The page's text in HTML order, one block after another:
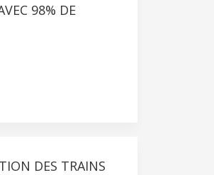
98% DE
DES TRAINS